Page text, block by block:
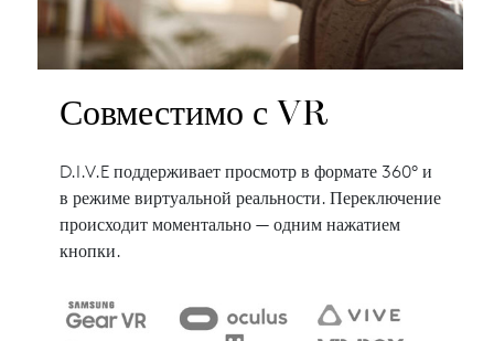
Совместимо с VR
D.I.V.E поддерживает просмотр в формате 360° и
в режиме виртуальной реальности. Переключение
происходит моментально — одним нажатием
кнопки.